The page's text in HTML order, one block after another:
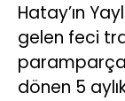
Hatay’ın
gelen feci
dönen 5